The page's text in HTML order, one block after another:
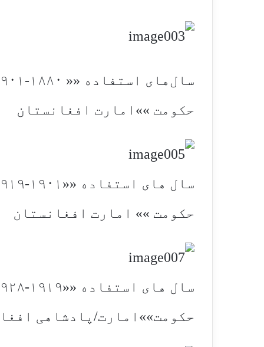
سال‌های استفاده «« ۱۸۸۰-۱۹۰۱
حکومت »»امارت افغانستان
سال های استفاده ««۱۹۰۱-۱۹۱۹
حکومت »» امارت افغانستان
سال های استفاده ««۱۹۱۹-۱۹۲۸
حکومت»»امارت/پادشاهی